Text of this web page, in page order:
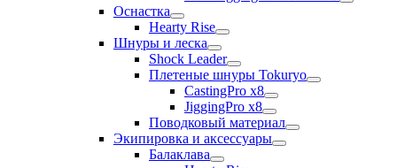
Оснастка
Hearty Rise
Шнуры и леска
Shock Leader
Плетеные шнуры Tokuryo
CastingPro x8
JiggingPro x8
Поводковый материал
Экипировка и аксессуары
Балаклава